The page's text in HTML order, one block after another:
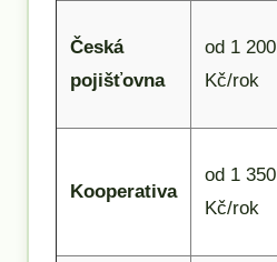
Česká
pojišťovna
od 1 200
Kč/rok
Kooperativa
od 1 350
Kč/rok